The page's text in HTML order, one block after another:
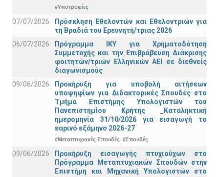
#Υποτροφίες
07/07/2026
Πρόσκληση Εθελοντών και Εθελοντριών για
τη Βραδιά του Ερευνητή/τριας 2026
06/07/2026
Πρόγραμμα ΙΚΥ για Χρηματοδότηση
Συμμετοχής και την Επιβράβευση Διάκρισης
φοιτητών/τριών Ελληνικών ΑΕΙ σε διεθνείς
διαγωνισμούς
09/06/2026
Προκήρυξη για υποβολή αιτήσεων
υποψηφίων για Διδακτορικές Σπουδές στο
Τμήμα Eπιστήμης Υπολογιστών του
Πανεπιστημίου Κρήτης _Καταληκτική
ημερομηνία 31/10/2026 για εισαγωγή το
εαρινό εξάμηνο 2026-27
#Μεταπτυχιακές Σπουδές #Σπουδές
09/06/2026
Προκήρυξη εισαγωγής πτυχιούχων στo
Πρόγραμμα Μεταπτυχιακών Σπουδών στην
Επιστήμη και Μηχανική Υπολογιστών στο